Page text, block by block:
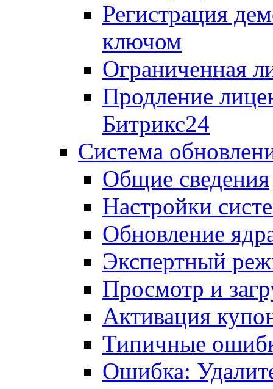
Регистрация
ключом
Ограниченная
Продление
Битрикс24
Система
Общие сведения
Настройки
Обновление
Экспертный
Просмотр и
Активация
Типичные
Ошибка: